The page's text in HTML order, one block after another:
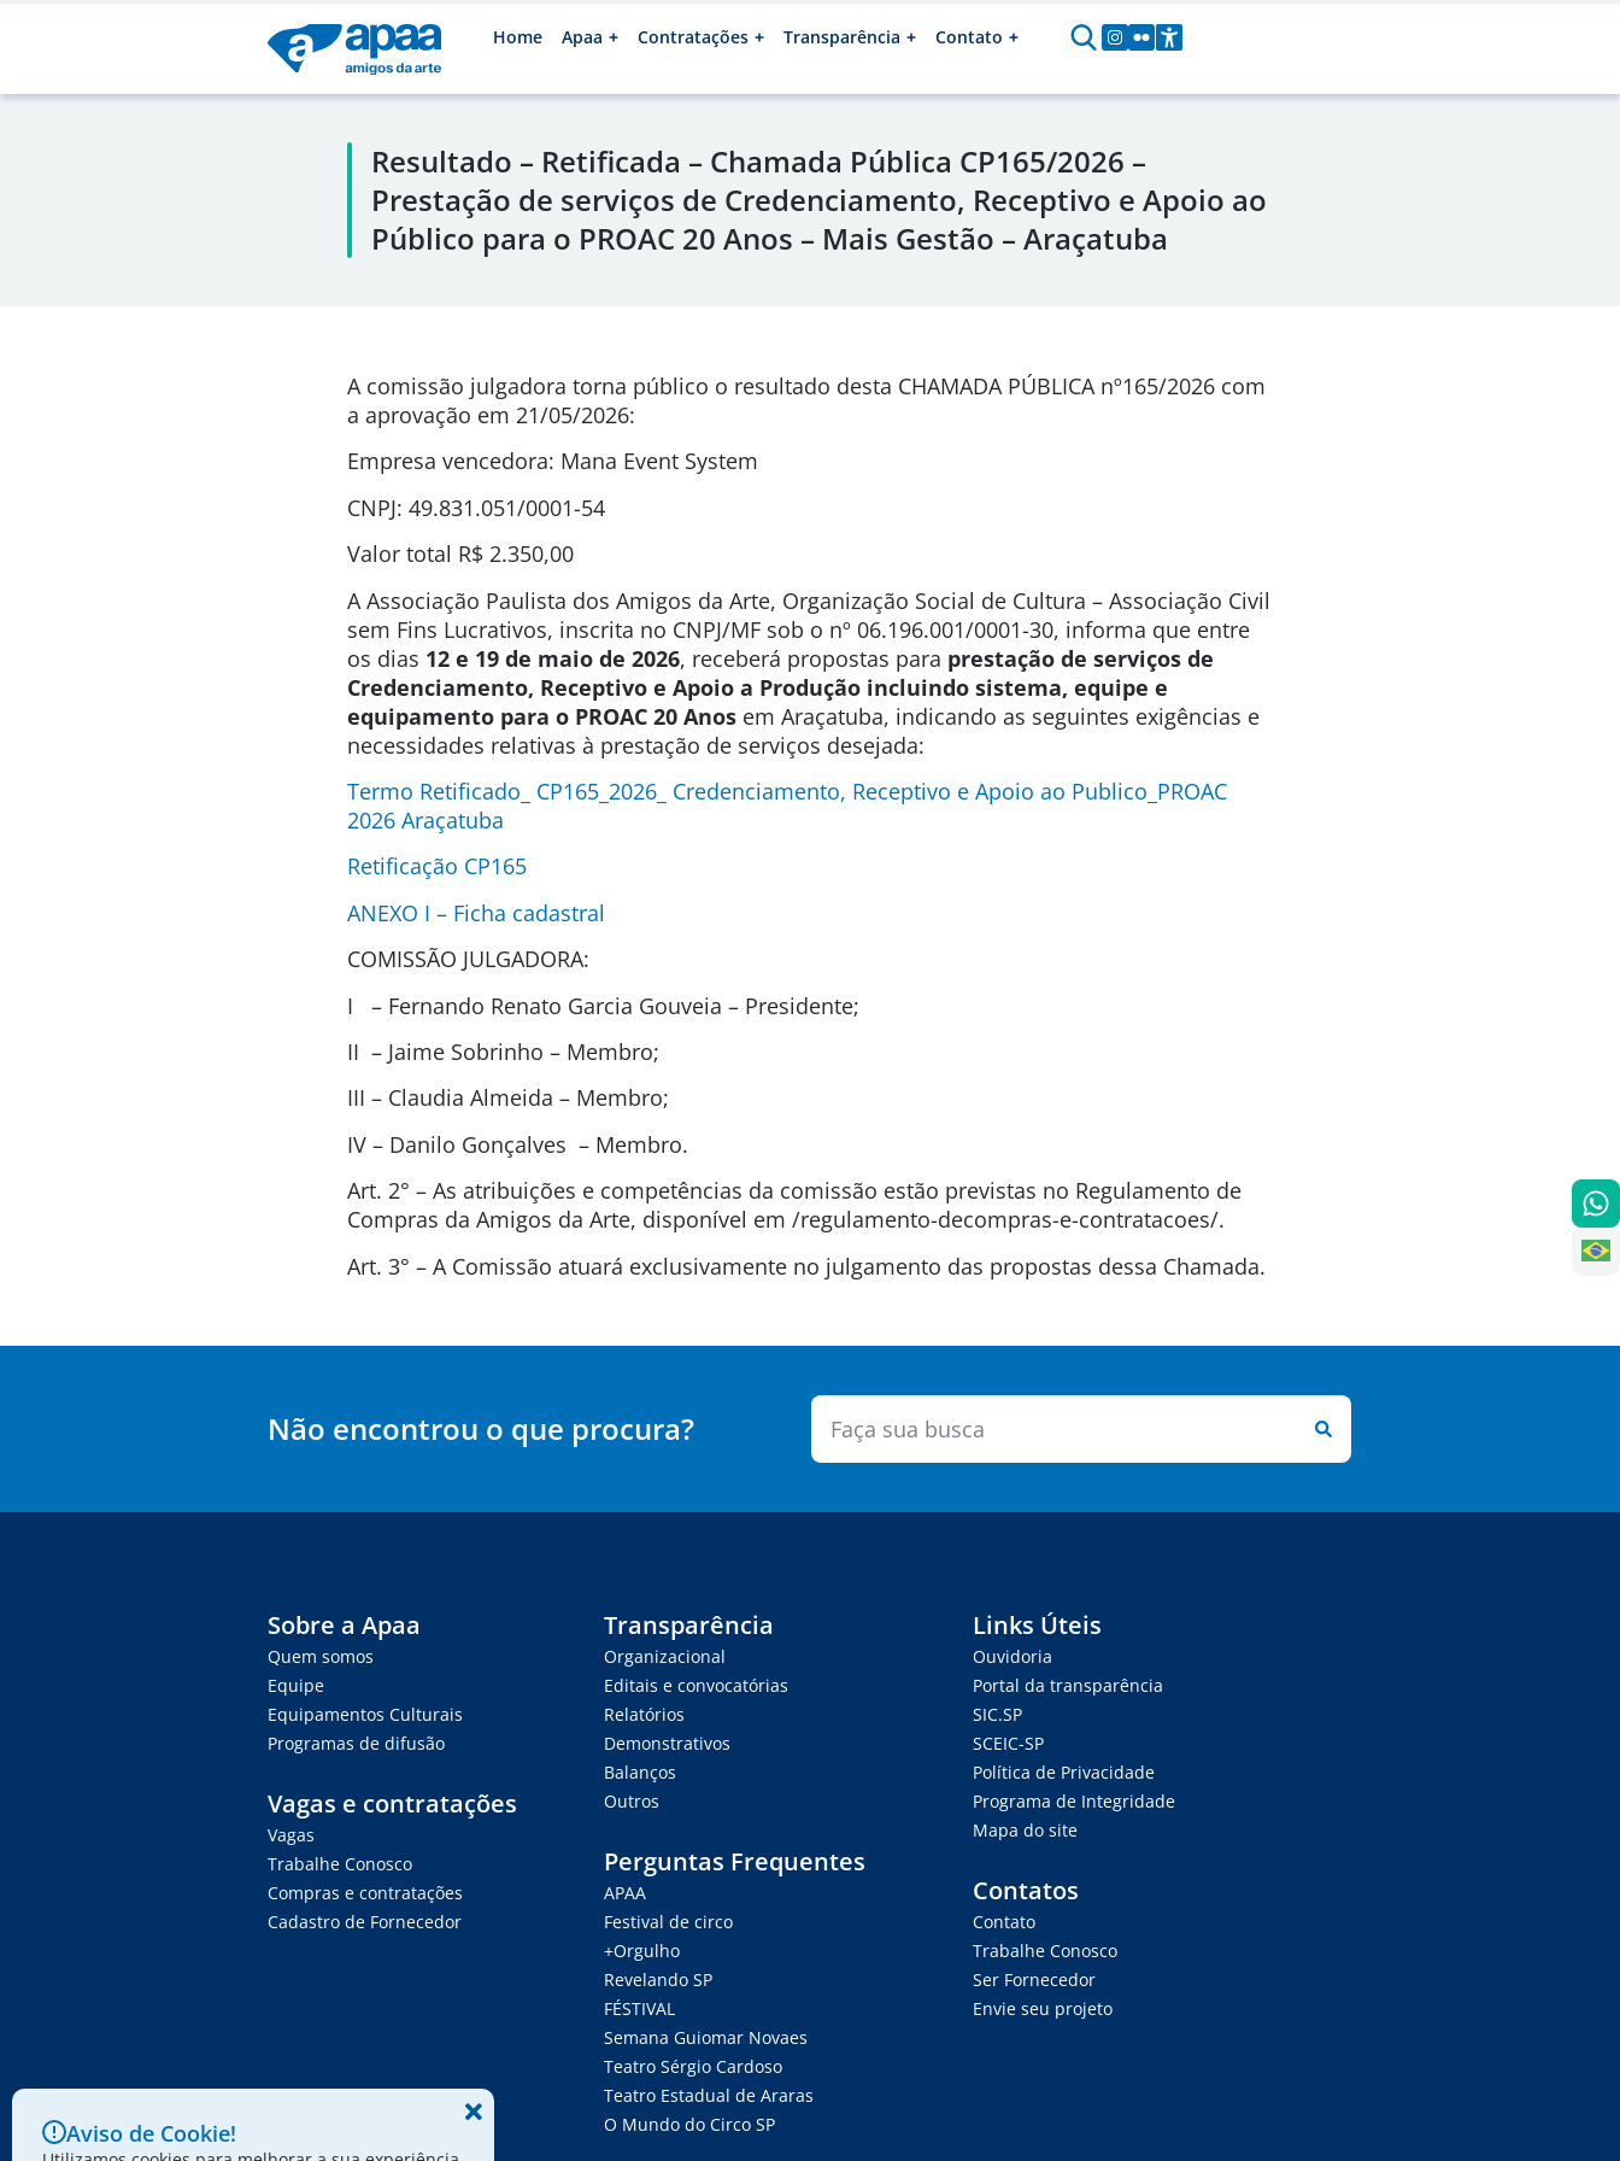
Home Apaa Contratações Transparência Contato
Resultado – Retificada – Chamada Pública CP165/2026 –
Prestação de serviços de Credenciamento, Receptivo e Apoio ao
Público para o PROAC 20 Anos – Mais Gestão – Araçatuba
A comissão julgadora torna público o resultado desta CHAMADA PÚBLICA nº165/2026 com
a aprovação em 21/05/2026:
Empresa vencedora: Mana Event System
CNPJ: 49.831.051/0001-54
Valor total R$ 2.350,00
A Associação Paulista dos Amigos da Arte, Organização Social de Cultura – Associação Civil
sem Fins Lucrativos, inscrita no CNPJ/MF sob o nº 06.196.001/0001-30, informa que entre
os dias 12 e 19 de maio de 2026, receberá propostas para prestação de serviços de
Credenciamento, Receptivo e Apoio a Produção incluindo sistema, equipe e
equipamento para o PROAC 20 Anos em Araçatuba, indicando as seguintes exigências e
necessidades relativas à prestação de serviços desejada:
Termo Retificado_ CP165_2026_ Credenciamento, Receptivo e Apoio ao Publico_PROAC
2026 Araçatuba
Retificação CP165
ANEXO I – Ficha cadastral
COMISSÃO JULGADORA:
I – Fernando Renato Garcia Gouveia – Presidente;
II – Jaime Sobrinho – Membro;
III – Claudia Almeida – Membro;
IV – Danilo Gonçalves – Membro.
Art. 2° – As atribuições e competências da comissão estão previstas no Regulamento de
Compras da Amigos da Arte, disponível em /regulamento-decompras-e-contratacoes/.
Art. 3° – A Comissão atuará exclusivamente no julgamento das propostas dessa Chamada.
Não encontrou o que procura?
Sobre a Apaa
Quem somos
Equipe
Equipamentos Culturais
Programas de difusão
Vagas e contratações
Vagas
Trabalhe Conosco
Compras e contratações
Cadastro de Fornecedor
Transparência
Organizacional
Editais e convocatórias
Relatórios
Demonstrativos
Balanços
Outros
Perguntas Frequentes
APAA
Festival de circo
+Orgulho
Revelando SP
FÉSTIVAL
Semana Guiomar Novaes
Teatro Sérgio Cardoso
Teatro Estadual de Araras
O Mundo do Circo SP
Links Úteis
Ouvidoria
Portal da transparência
SIC.SP
SCEIC-SP
Política de Privacidade
Programa de Integridade
Mapa do site
Contatos
Contato
Trabalhe Conosco
Ser Fornecedor
Envie seu projeto
Aviso de Cookie!